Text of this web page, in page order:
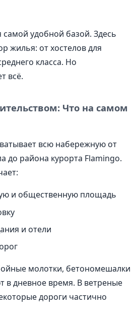
самой удобной базой. Здесь
жилья: от хостелов для
класса. Но
всё.
Что на самом
всю набережную от
до района курорта Flamingo.
и общественную площадь
и отели
молотки, бетономешалки
в дневное время. В ветреные
дороги частично